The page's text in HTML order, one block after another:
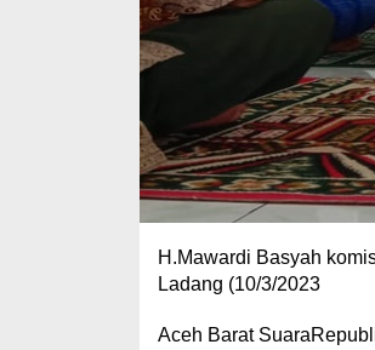
H.Mawardi Basyah
Ladang (10/3/2023
Aceh Barat